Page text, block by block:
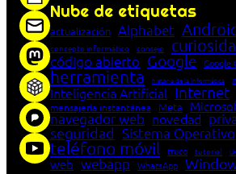
Nube de etiquetas
actualización Alphabet
concepto informático consejo
código abierto Google Google
herramienta historia de la Informática
Inteligencia Artificial Internet
mensajería instantánea Meta
navegador web novedad
seguridad Sistema Operativo
teléfono móvil truco tutorial
web webapp WhatsApp